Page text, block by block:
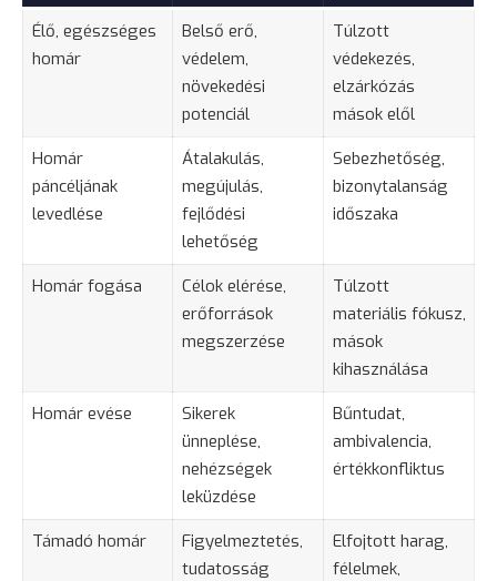
Élő, egészséges
homár
Belső erő,
védelem,
növekedési
potenciál
Túlzott
védekezés,
elzárkózás
mások elől
Homár
páncéljának
levedlése
Átalakulás,
megújulás,
fejlődési
lehetőség
Sebezhetőség,
bizonytalanság
időszaka
Homár fogása
Célok elérése,
erőforrások
megszerzése
Túlzott
materiális fókusz,
mások
kihasználása
Homár evése
Sikerek
ünneplése,
nehézségek
leküzdése
Bűntudat,
ambivalencia,
értékkonfliktus
Támadó homár
Figyelmeztetés,
tudatosság
Elfojtott harag,
félelmek,